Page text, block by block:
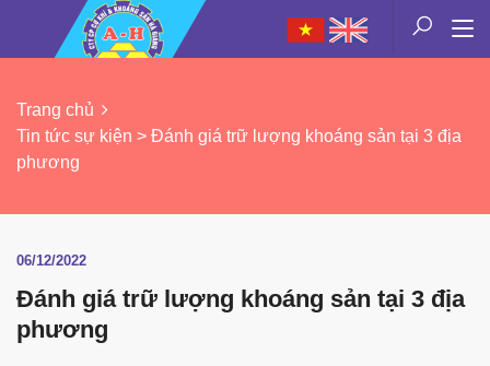
Trang chủ
Tin tức sự kiện > Đánh giá trữ lượng khoáng sản tại 3 địa
phương
06/12/2022
Đánh giá trữ lượng khoáng sản tại 3 địa
phương